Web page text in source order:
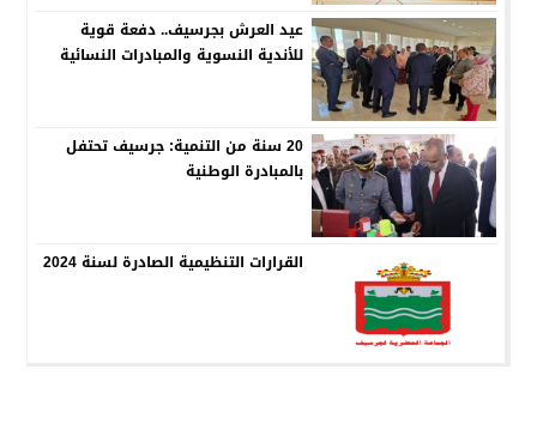
عيد العرش بجرسيف.. دفعة قوية
للأندية النسوية والمبادرات النسائية
20 سنة من التنمية: جرسيف تحتفل
بالمبادرة الوطنية
القرارات التنظيمية الصادرة لسنة 2024